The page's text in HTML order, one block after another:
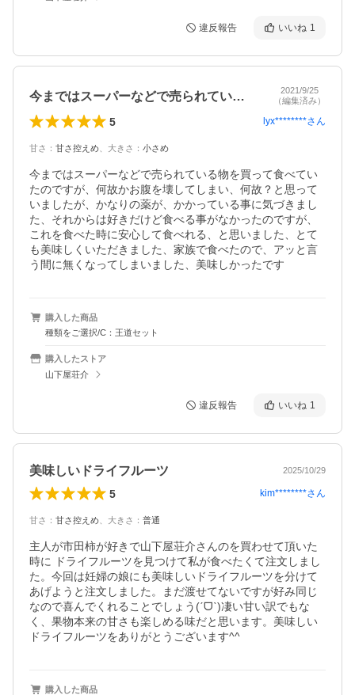
違反報告 いいね 1
今まではスーパーなどで売られている物を…
2021/9/25
（編集済み）
5 lyx********さん
甘さ ： 甘さ控えめ 大きさ ： 小さめ
今まではスーパーなどで売られている物を買って食べてい
たのですが、何故かお腹を壊してしまい、何故？と思って
いましたが、かなりの薬が、かかっている事に気づきまし
た、それからは好きだけど食べる事がなかったのですが、
これを食べた時に安心して食べれる、と思いました、とて
も美味しくいただきました、家族で食べたので、アッと言
う間に無くなってしまいました、美味しかったです
購入した商品
種類をご選択/C：王道セット
購入したストア
山下屋荘介
違反報告 いいね 1
美味しいドライフルーツ 2025/10/29
5 kim********さん
甘さ ： 甘さ控えめ 大きさ ： 普通
主人が市田柿が好きで山下屋荘介さんのを買わせて頂いた
時に ドライフルーツを見つけて私が食べたくて注文しまし
た。今回は妊婦の娘にも美味しいドライフルーツを分けて
あげようと注文しました。まだ渡せてないですが好み同じ
なので喜んでくれることでしょう(ˊᗜˋ)凄い甘い訳でもな
く、果物本来の甘さも楽しめる味だと思います。美味しい
ドライフルーツをありがとうございます^^
購入した商品